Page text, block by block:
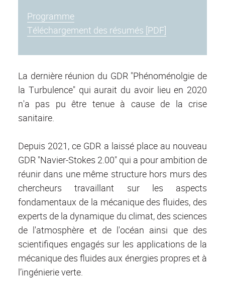
Programme
Téléchargement des résumés [PDF]
La dernière réunion du GDR "Phénoménolgie de
la Turbulence" qui aurait du avoir lieu en 2020
n'a pas pu être tenue à cause de la crise
sanitaire.
Depuis 2021, ce GDR a laissé place au nouveau
GDR "Navier-Stokes 2.00" qui a pour ambition de
réunir dans une même structure hors murs des
chercheurs travaillant sur les aspects
fondamentaux de la mécanique des fluides, des
experts de la dynamique du climat, des sciences
de l'atmosphère et de l'océan ainsi que des
scientifiques engagés sur les applications de la
mécanique des fluides aux énergies propres et à
l’ingénierie verte.